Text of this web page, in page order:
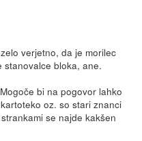
verjetno, da je morilec
stanovalce bloka, ane.
bi na pogovor lahko
oz. so stari znanci
se najde kakšen